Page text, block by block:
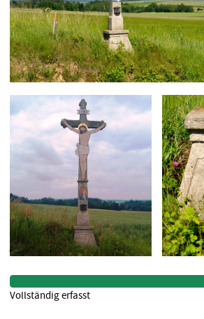
Vollständig erfasst